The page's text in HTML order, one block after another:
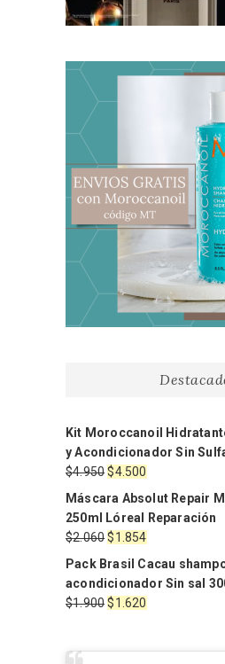
Kit Moroccanoil
y Acondicionador Sin
$4.950El
precio
original
era:
$4.950.
$4.500
precio
actual
es:
$4.500.
Máscara Absolut Repair
250ml Lóreal Reparación
$2.060El
precio
original
era:
$2.060.
$1.854El
actual
es:
$1.854.
Pack Brasil Cacau
acondicionador Sin sal
$1.900El
$1.620